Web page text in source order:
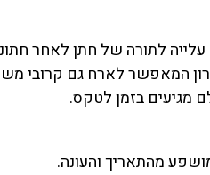
לתורה של חתן לאחר
המאפשר לארח גם קרובי
מגיעים בזמן לטקס.